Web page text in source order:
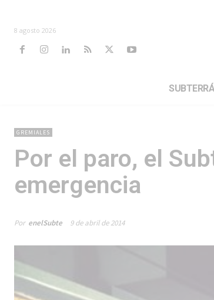
8 agosto 2026
GREMIALES
Por el paro, el
emergencia
Por enelSubte 9 de abril de 2014